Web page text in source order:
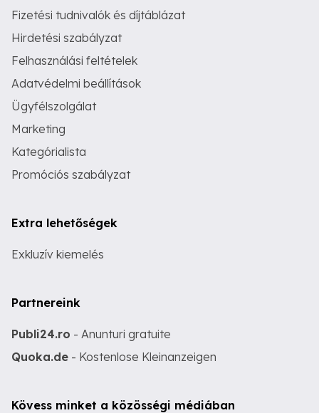
Fizetési tudnivalók és díjtáblázat
Hirdetési szabályzat
Felhasználási feltételek
Adatvédelmi beállítások
Ügyfélszolgálat
Marketing
Kategórialista
Promóciós szabályzat
Extra lehetőségek
Exkluzív kiemelés
Partnereink
Publi24.ro - Anunturi gratuite
Quoka.de - Kostenlose Kleinanzeigen
Kövess minket a közösségi médiában